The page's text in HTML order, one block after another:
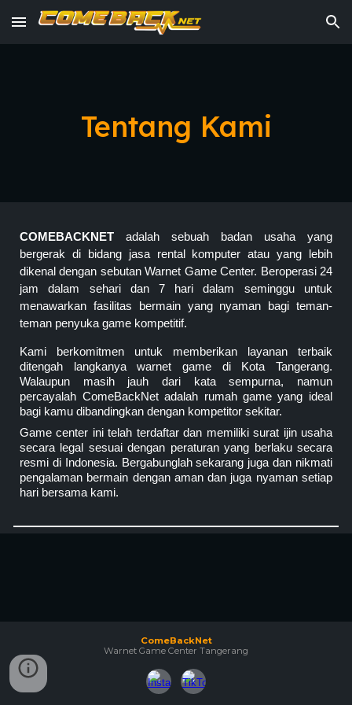
Skip to main content Skip to navigation
Tentang Kami
COMEBACKNET adalah sebuah badan usaha yang
bergerak di bidang jasa rental komputer atau yang lebih
dikenal dengan sebutan Warnet Game Center. Beroperasi 24
jam dalam sehari dan 7 hari dalam seminggu untuk
menawarkan fasilitas bermain yang nyaman bagi teman-
teman penyuka game kompetitif.
Kami berkomitmen untuk memberikan layanan terbaik
ditengah langkanya warnet game di Kota Tangerang.
Walaupun masih jauh dari kata sempurna, namun
percayalah ComeBackNet adalah rumah game yang ideal
bagi kamu dibandingkan dengan kompetitor sekitar.
Game center ini telah terdaftar dan memiliki surat ijin usaha
secara legal sesuai dengan peraturan yang berlaku secara
resmi di Indonesia. Bergabunglah sekarang juga dan nikmati
pengalaman bermain dengan aman dan juga nyaman setiap
hari bersama kami.
ComeBackNet
Warnet Game Center Tangerang